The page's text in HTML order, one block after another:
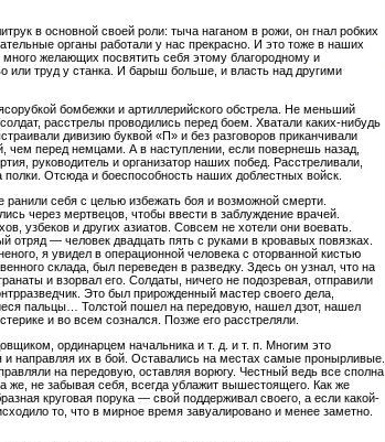
в основной своей роли: тыча наганом в рожи, он гнал робких
органы работали у нас прекрасно. И это тоже в наших
желающих посвятить себя этому благородному и
или труд у станка. И барыш больше, и власть над другими
бомбежки и артиллерийского обстрела. Не меньший
расстрелы проводились перед боем. Хватали каких-нибудь
дивизию буквой «П» и без разговоров приканчивали
перед немцами. А в наступлении, если повернешь назад,
руководитель и организатор наших побед. Расстреливали,
полки. Отсюда и боеспособность наших доблестных войск.
себя с целью избежать боя и возможной смерти.
через мертвецов, чтобы ввести в заблуждение врачей.
узбеков и других азиатов. Совсем не хотели они воевать.
— человек двадцать пять с руками в кровавых повязках.
я увидел в операционной человека с оторванной кистью
склада, был переведен в разведку. Здесь он узнал, что на
и взорвал его. Солдаты, ничего не подозревая, отправили
Это был прирожденный мастер своего дела,
пальцы… Толстой пошел на передовую, нашел дзот, нашел
и во всем сознался. Позже его расстреляли.
ординарцем начальника и т. д. и т. п. Многим это
направляя их в бой. Оставались на местах самые пронырливые.
на передовую, оставляя ворюгу. Честный ведь все сполна
же, не забывая себя, всегда ублажит вышестоящего. Как же
круговая порука — свой поддерживал своего, а если какой-
то, что в мирное время завуалировано и менее заметно.